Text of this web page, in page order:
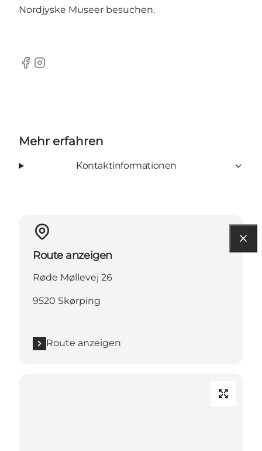
Nordjyske Museer besuchen.
Facebook
Instagram
Mehr erfahren
Kontaktinformationen
Route anzeigen
Røde Møllevej 26
9520 Skørping
Route anzeigen